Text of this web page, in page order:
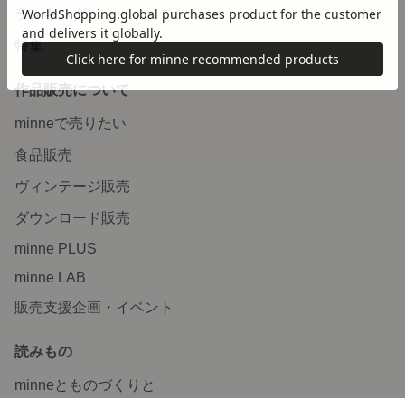
ランキング
特集
作品販売について
minneで売りたい
食品販売
ヴィンテージ販売
ダウンロード販売
minne PLUS
minne LAB
販売支援企画・イベント
読みもの
minneとものづくりと